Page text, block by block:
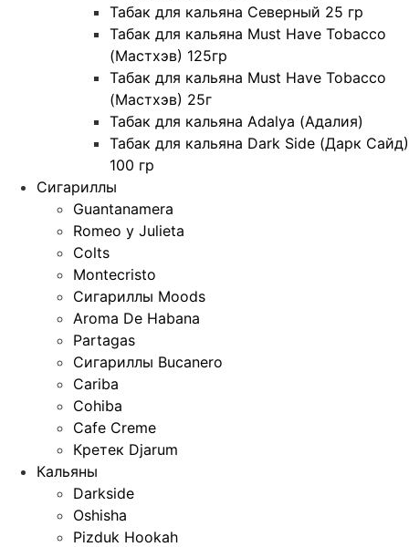
Табак для кальяна Северный 25 гр
Табак для кальяна Must Have Tobacco
(Мастхэв) 125гр
Табак для кальяна Must Have Tobacco
(Мастхэв) 25г
Табак для кальяна Adalya (Адалия)
Табак для кальяна Dark Side (Дарк Сайд)
100 гр
Сигариллы
Guantanamera
Romeo y Julieta
Colts
Montecristo
Сигариллы Moods
Aroma De Habana
Partagas
Сигариллы Bucanero
Cariba
Cohiba
Cafe Creme
Кретек Djarum
Кальяны
Darkside
Oshisha
Pizduk Hookah